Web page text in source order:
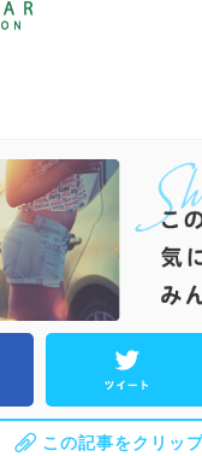
この記事をクリッ